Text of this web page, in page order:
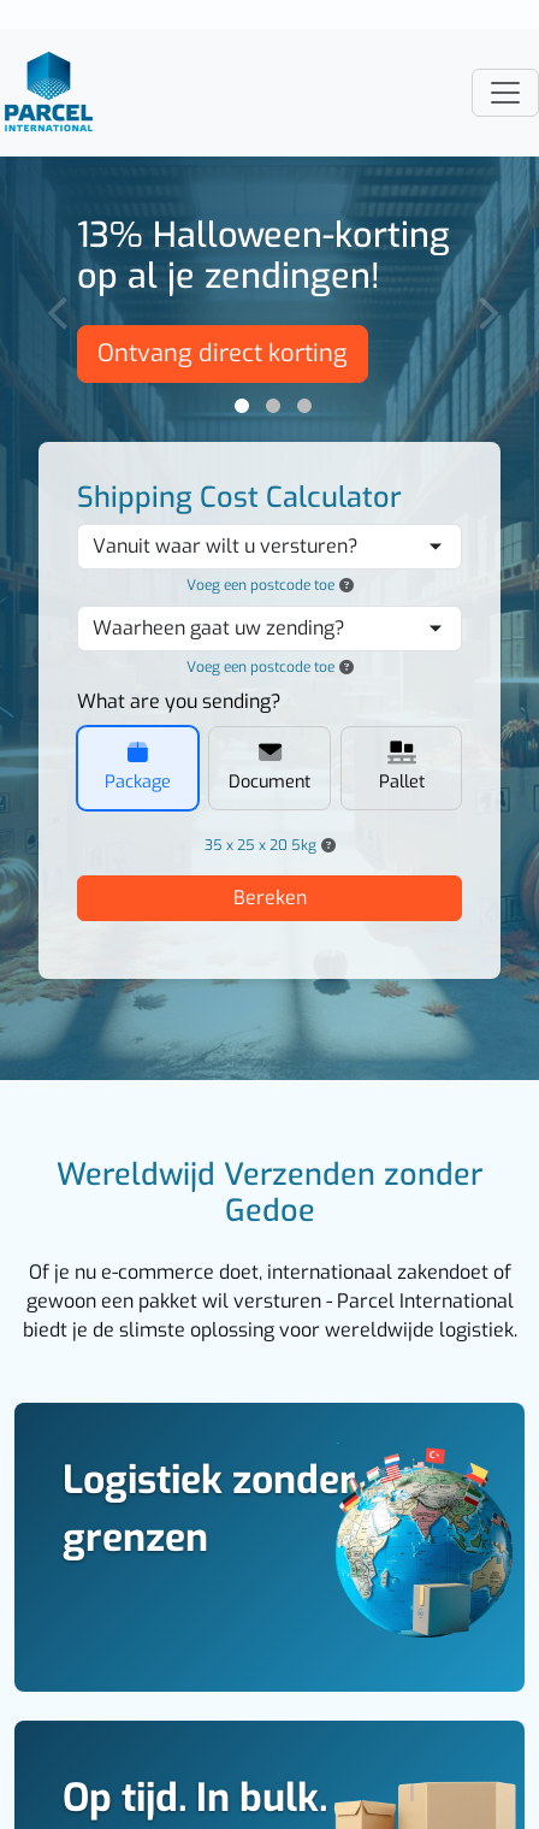
13% Halloween-korting
op al je zendingen!
Ontvang direct korting
‹ ›
Shipping Cost Calculator
Vanuit waar wilt u versturen?
Voeg een postcode toe
Waarheen gaat uw zending?
Voeg een postcode toe
What are you sending?
Package Document Pallet
35 x 25 x 20 5kg
Bereken
35 x 25 x 20 2kg
Wereldwijd Verzenden zonder
Gedoe
Of je nu e-commerce doet, internationaal zakendoet of
gewoon een pakket wil versturen - Parcel International
biedt je de slimste oplossing voor wereldwijde logistiek.
Logistiek zonder
grenzen
Op tijd. In bulk.